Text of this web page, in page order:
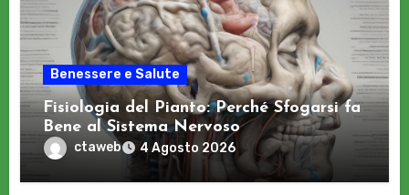
Benessere e Salute
Fisiologia del Pianto: Perché Sfogarsi fa
Bene al Sistema Nervoso
ctaweb 4 Agosto 2026